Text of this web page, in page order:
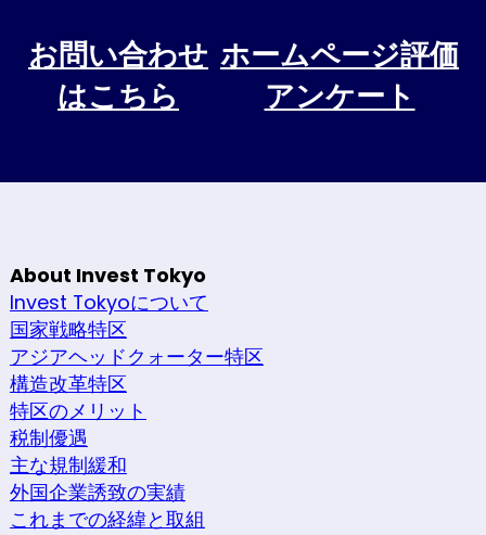
お問い合わせ
はこちら
ホームページ評価
アンケート
About Invest Tokyo
Invest Tokyoについて
国家戦略特区
アジアヘッドクォーター特区
構造改革特区
特区のメリット
税制優遇
主な規制緩和
外国企業誘致の実績
これまでの経緯と取組